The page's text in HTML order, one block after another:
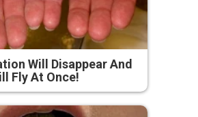
Will Disappear And
Fly At Once!